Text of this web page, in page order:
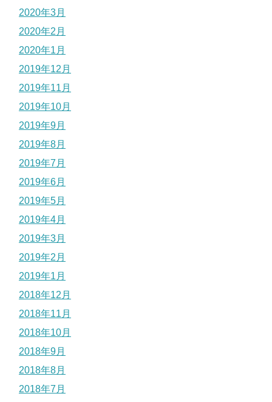
2020年3月
2020年2月
2020年1月
2019年12月
2019年11月
2019年10月
2019年9月
2019年8月
2019年7月
2019年6月
2019年5月
2019年4月
2019年3月
2019年2月
2019年1月
2018年12月
2018年11月
2018年10月
2018年9月
2018年8月
2018年7月